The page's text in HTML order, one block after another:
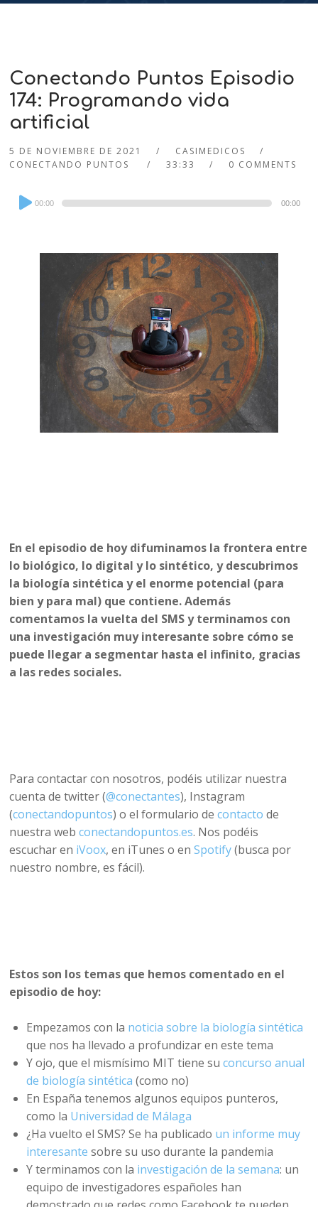
Conectando Puntos Episodio
174: Programando vida
artificial
5 DE NOVIEMBRE DE 2021
CASIMEDICOS
CONECTANDO PUNTOS
33:33 0 COMMENTS
Audio
Player
00:00 00:00
En el episodio de hoy difuminamos la frontera entre
lo biológico, lo digital y lo sintético, y descubrimos
la biología sintética y el enorme potencial (para
bien y para mal) que contiene. Además
comentamos la vuelta del SMS y terminamos con
una investigación muy interesante sobre cómo se
puede llegar a segmentar hasta el infinito, gracias
a las redes sociales.
Para contactar con nosotros, podéis utilizar nuestra
cuenta de twitter (@conectantes), Instagram
(conectandopuntos) o el formulario decontacto de
nuestra webconectandopuntos.es. Nos podéis
escuchar en iVoox, en iTunes o enSpotify(busca por
nuestro nombre, es fácil).
Estos son los temas que hemos comentado en el
episodio de hoy:
Empezamos con la noticia sobre la biología sintética
que nos ha llevado a profundizar en este tema
Y ojo, que el mismísimo MIT tiene suconcurso anual
de biología sintética (como no)
En España tenemos algunos equipos punteros,
como la Universidad de Málaga
¿Ha vuelto el SMS? Se ha publicado un informe muy
interesante sobre su uso durante la pandemia
Y terminamos con la investigación de la semana: un
equipo de investigadores españoles han